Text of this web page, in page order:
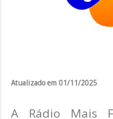
Atualizado em 01/11/2025
A Rádio Mais